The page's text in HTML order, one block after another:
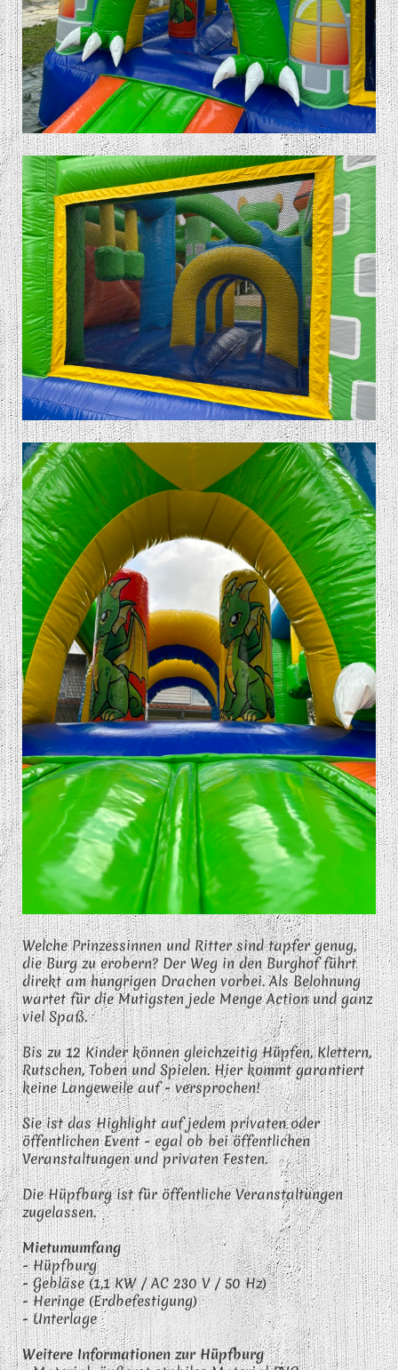
Welche Prinzessinnen und Ritter sind tapfer genug,
die Burg zu erobern? Der Weg in den Burghof führt
direkt am hungrigen Drachen vorbei. Als Belohnung
wartet für die Mutigsten jede Menge Action und ganz
viel Spaß.
Bis zu 12 Kinder können gleichzeitig Hüpfen, Klettern,
Rutschen, Toben und Spielen. Hier kommt garantiert
keine Langeweile auf - versprochen!
Sie ist das Highlight auf jedem privaten oder
öffentlichen Event - egal ob bei öffentlichen
Veranstaltungen und privaten Festen.
Die Hüpfburg ist für öffentliche Veranstaltungen
zugelassen.
Mietumumfang
- Hüpfburg
- Gebläse (1,1 KW / AC 230 V /50 Hz)
- Heringe (Erdbefestigung)
- Unterlage
Weitere Informationen zur Hüpfburg